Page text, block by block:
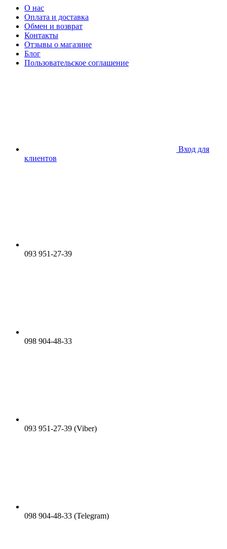
О нас
Оплата и доставка
Обмен и возврат
Контакты
Отзывы о магазине
Блог
Пользовательское соглашение
Вход для
клиентов
093 951-27-39
098 904-48-33
093 951-27-39 (Viber)
098 904-48-33 (Telegram)